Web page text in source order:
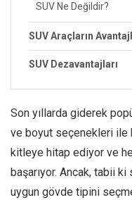
SUV Ne Değildir?
SUV Araçların
SUV Dezavantajları
Son yıllarda giderek
ve boyut seçenekleri ile
kitleye hitap ediyor ve
başarıyor. Ancak, tabii
uygun gövde tipini